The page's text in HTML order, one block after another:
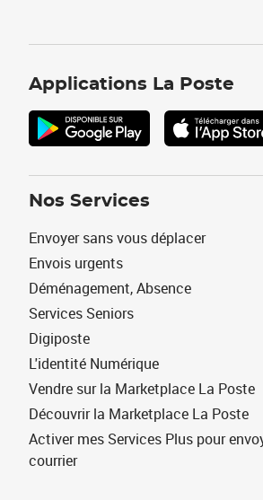
Applications La Poste
Nos Services
Envoyer sans vous déplacer
Envois urgents
Déménagement, Absence
Services Seniors
Digiposte
L'identité Numérique
Vendre sur la Marketplace La Poste
Découvrir la Marketplace La Poste
Activer mes Services Plus pour
courrier